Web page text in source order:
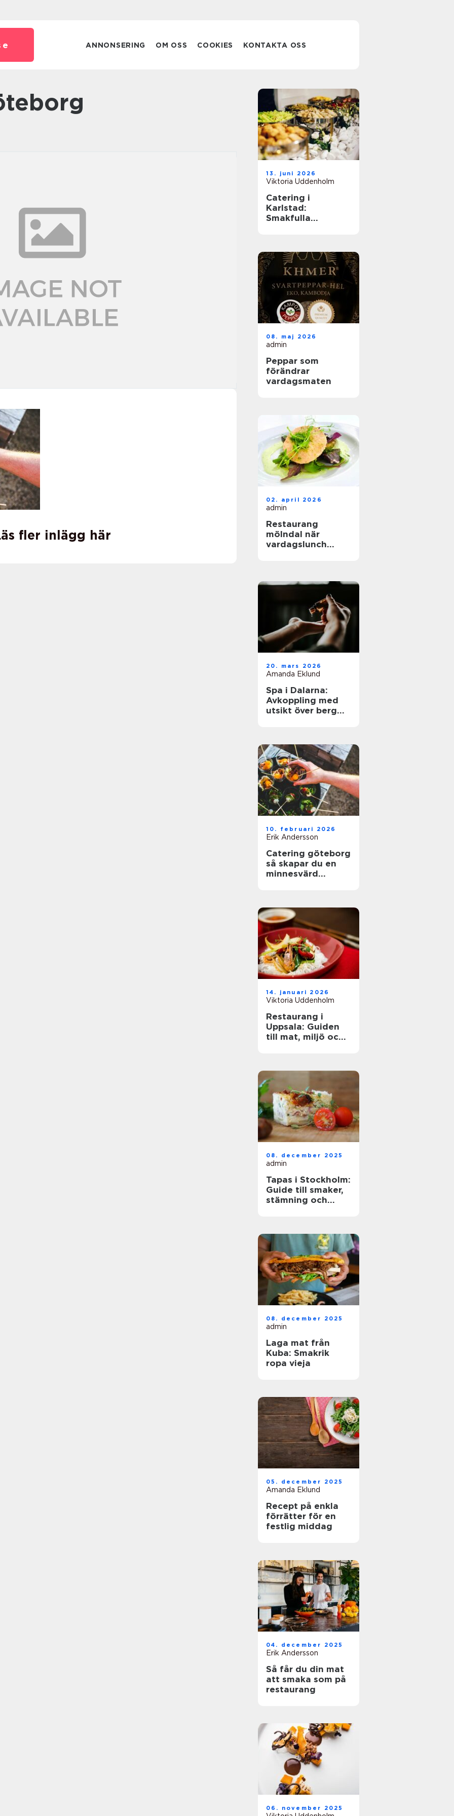
ANNONSERING OM OSS COOKIES KONTAKTA OSS
fler inlägg här
13. juni 2026
Viktoria Uddenholm
Catering i
Karlstad:
Smakfulla
08. maj 2026
admin
Peppar som
förändrar
vardagsmaten
02. april 2026
admin
Restaurang
mölndal när
vardagslunch
20. mars 2026
Amanda Eklund
Spa i Dalarna:
Avkoppling med
utsikt över berg
10. februari 2026
Erik Andersson
Catering göteborg
så skapar du en
minnesvärd
14. januari 2026
Viktoria Uddenholm
Restaurang i
Uppsala: Guiden
till mat, miljö och
08. december 2025
admin
Tapas i Stockholm:
Guide till smaker,
stämning och
08. december 2025
admin
Laga mat från
Kuba: Smakrik
ropa vieja
05. december 2025
Amanda Eklund
Recept på enkla
förrätter för en
festlig middag
04. december 2025
Erik Andersson
Så får du din mat
att smaka som på
restaurang
06. november 2025